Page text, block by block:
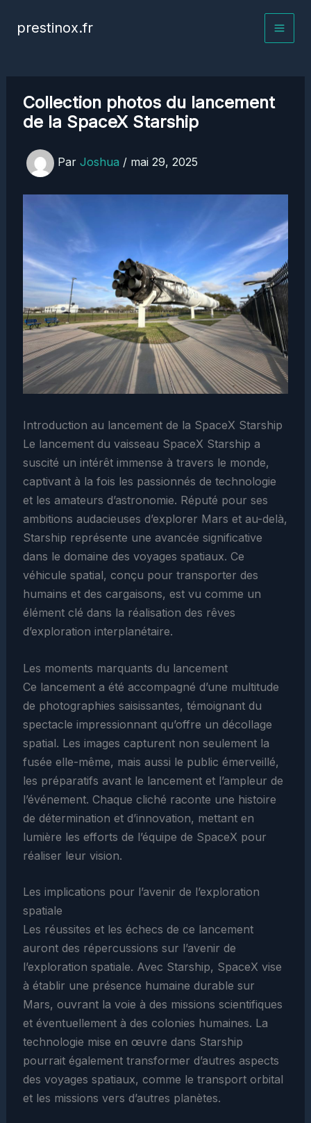
prestinox.fr
Collection photos du lancement
de la SpaceX Starship
Par Joshua / mai 29, 2025
Introduction au lancement de la SpaceX Starship
Le lancement du vaisseau SpaceX Starship a
suscité un intérêt immense à travers le monde,
captivant à la fois les passionnés de technologie
et les amateurs d’astronomie. Réputé pour ses
ambitions audacieuses d’explorer Mars et au-delà,
Starship représente une avancée significative
dans le domaine des voyages spatiaux. Ce
véhicule spatial, conçu pour transporter des
humains et des cargaisons, est vu comme un
élément clé dans la réalisation des rêves
d’exploration interplanétaire.
Les moments marquants du lancement
Ce lancement a été accompagné d’une multitude
de photographies saisissantes, témoignant du
spectacle impressionnant qu’offre un décollage
spatial. Les images capturent non seulement la
fusée elle-même, mais aussi le public émerveillé,
les préparatifs avant le lancement et l’ampleur de
l’événement. Chaque cliché raconte une histoire
de détermination et d’innovation, mettant en
lumière les efforts de l’équipe de SpaceX pour
réaliser leur vision.
Les implications pour l’avenir de l’exploration
spatiale
Les réussites et les échecs de ce lancement
auront des répercussions sur l’avenir de
l’exploration spatiale. Avec Starship, SpaceX vise
à établir une présence humaine durable sur
Mars, ouvrant la voie à des missions scientifiques
et éventuellement à des colonies humaines. La
technologie mise en œuvre dans Starship
pourrait également transformer d’autres aspects
des voyages spatiaux, comme le transport orbital
et les missions vers d’autres planètes.